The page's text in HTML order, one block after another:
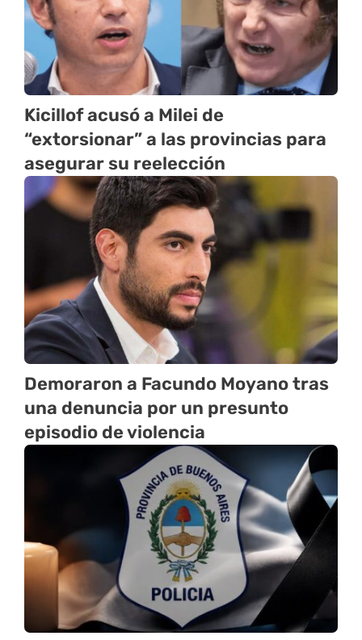
Kicillof acusó a Milei de
“extorsionar” a las provincias para
asegurar su reelección
Demoraron a Facundo Moyano tras
una denuncia por un presunto
episodio de violencia